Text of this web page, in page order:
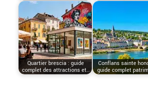
Quartier brescia : guide
complet des attractions et…
Conflans sainte
guide complet